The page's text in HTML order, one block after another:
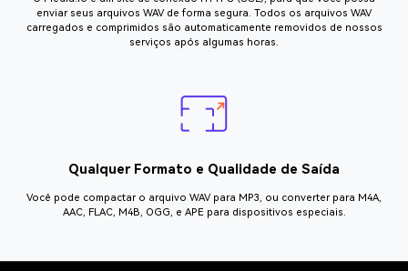
enviar seus arquivos WAV de forma segura. Todos os arquivos WAV
carregados e comprimidos são automaticamente removidos de nossos
serviços após algumas horas.
Qualquer Formato e Qualidade de Saída
Você pode compactar o arquivo WAV para MP3, ou converter para M4A,
AAC, FLAC, M4B, OGG, e APE para dispositivos especiais.